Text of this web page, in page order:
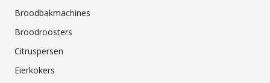
Broodbakmachines
Broodroosters
Citruspersen
Eierkokers